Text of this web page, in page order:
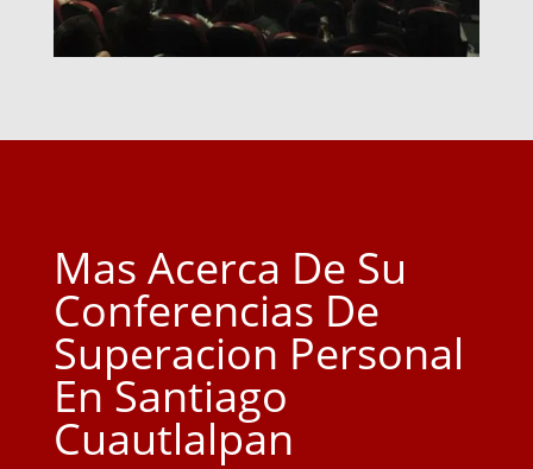
Mas Acerca De Su
Conferencias De
Superacion Personal
En Santiago
Cuautlalpan